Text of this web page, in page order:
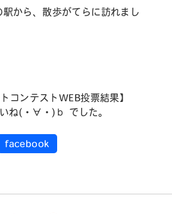
から、散歩がてらに訪れまし
コンテストWEB投票結果】
ね(・∀・)ｂ でした。
facebook